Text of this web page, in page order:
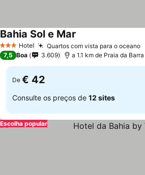
3 EstrelasHotel Quartos com vista para o oceano
Bahia Sol e Mar
7,5 Boa 3.609 a 1.1 km de Praia da Barra
De € 42
Consulte os preços de 12 sites
Escolha popular